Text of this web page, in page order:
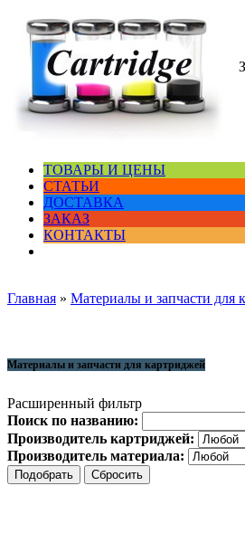
ТОВАРЫ И ЦЕНЫ
СТАТЬИ
ДОСТАВКА
ЗАКАЗ
КОНТАКТЫ
Главная » Материалы и запчасти для
Материалы и запчасти для картриджей
Расширенный фильтр
Поиск по названию:
Производитель картриджей:
Производитель материала: